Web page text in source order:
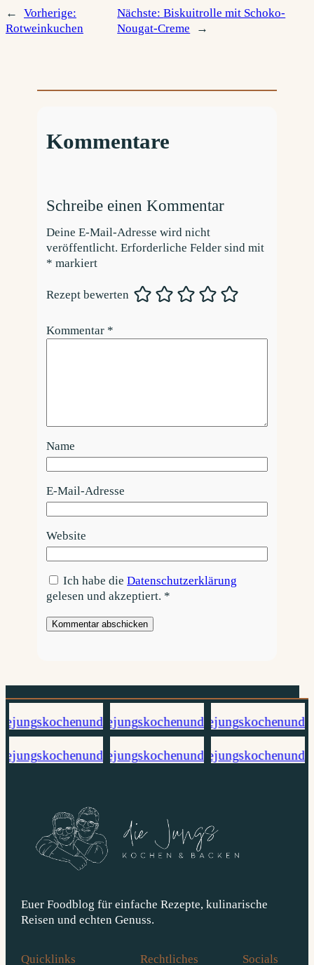
←
Vorherige:
Rotweinkuchen
Nächste:Biskuitrolle mit Schoko-
Nougat-Creme
→
Kommentare
Schreibe einen Kommentar
Deine E-Mail-Adresse wird nicht
veröffentlicht. Erforderliche Felder sind mit
* markiert
Rezept bewerten
Kommentar *
Name
E-Mail-Adresse
Website
Ich habe dieDatenschutzerklärung
gelesen und akzeptiert. *
Euer Foodblog für einfache Rezepte, kulinarische
Reisen und echten Genuss.
Quicklinks Rechtliches Socials